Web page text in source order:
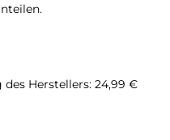
Herstellers: 24,99 €